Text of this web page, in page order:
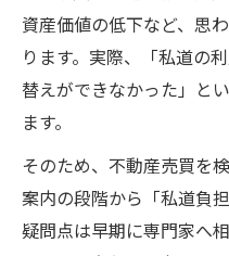
資産価値の低下など、思
ります。実際、「私道の
替えができなかった」と
ます。
そのため、不動産売買を
案内の段階から「私道負
疑問点は早期に専門家へ